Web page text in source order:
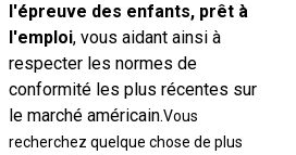
l'épreuve des enfants, prêt à
l'emploi, vous aidant ainsi à
respecter les normes de
conformité les plus récentes sur
le marché américain.Vous
recherchez quelque chose de plus